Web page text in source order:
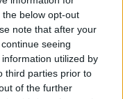
below opt-out
note that after your
seeing
utilized by
third parties prior to
of the further
felpezsdül az élet a
Szigligeti Színházban: a
hónap során egymást
érik a
közönségkedvencek, a
friss bemutatók és az